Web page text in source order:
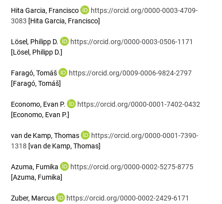
Hita Garcia, Francisco
https://orcid.org/0000-0003-4709-
3083 [Hita Garcia, Francisco]
Lösel, Philipp D.
https://orcid.org/0000-0003-0506-1171
[Lösel, Philipp D.]
Faragó, Tomáš
https://orcid.org/0009-0006-9824-2797
[Faragó, Tomáš]
Economo, Evan P.
https://orcid.org/0000-0001-7402-0432
[Economo, Evan P.]
van de Kamp, Thomas
https://orcid.org/0000-0001-7390-
1318 [van de Kamp, Thomas]
Azuma, Fumika
https://orcid.org/0000-0002-5275-8775
[Azuma, Fumika]
Zuber, Marcus
https://orcid.org/0000-0002-2429-6171